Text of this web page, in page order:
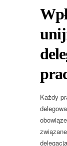
Każdy